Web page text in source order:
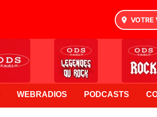
VOTRE
WEBRADIOS PODCASTS